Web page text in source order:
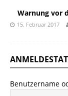
Warnung vor
15. Februar 2017
Benutzername